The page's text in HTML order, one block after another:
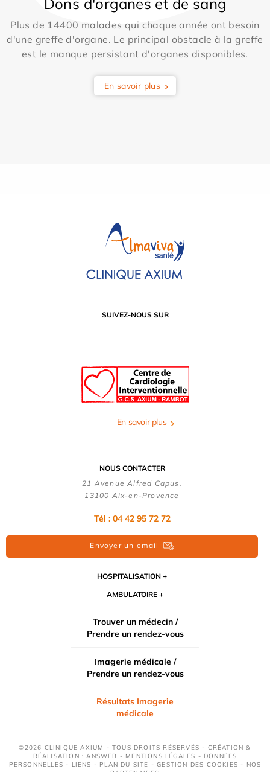
Plus de 14400 malades qui chaque année ont besoin
d'une greffe d'organe. Le principal obstacle à la greffe
est le manque persistant d'organes disponibles.
En savoir plus
SUIVEZ-NOUS SUR
En savoir plus
NOUS CONTACTER
21 Avenue Alfred Capus,
13100 Aix-en-Provence
Tél : 04 42 95 72 72
Envoyer un email
HOSPITALISATION
AMBULATOIRE
Trouver un médecin /
Prendre un rendez-vous
Imagerie médicale /
Prendre un rendez-vous
Résultats Imagerie
médicale
©2026 CLINIQUE AXIUM - TOUS DROITS RÉSERVÉS - CRÉATION &
RÉALISATION : ANSWEB - MENTIONS LÉGALES - DONNÉES
PERSONNELLES - LIENS - PLAN DU SITE -GESTION DES COOKIES - NOS